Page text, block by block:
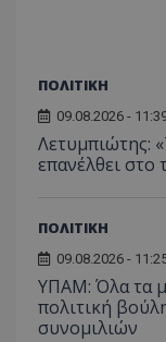
ΠΟΛΙΤΙΚΗ
09.08.2026 -
Λετυμπιώτης:
επανέλθει στο
ΠΟΛΙΤΙΚΗ
09.08.2026 -
ΥΠΑΜ: Όλα τα
πολιτική
συνομιλιών